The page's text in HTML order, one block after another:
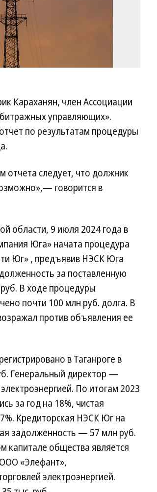
Караханян, член Ассоциации
управляющих».
по результатам процедуры
отчета следует, что должник
говорится в
области, 9 июля 2024 года в
Юга» начата процедура
Юг» , предъявив НЭСК Юга
за поставленную
В ходе процедуры
почти 100 млн руб. долга. В
против объявления ее
в Таганроге в
Генеральный директор —
По итогам 2023
за год на 18%, чистая
Кредиторская НЭСК Юг на
задолженность — 57 млн руб.
капитале общества является
«Элефант»,
электроэнергией.